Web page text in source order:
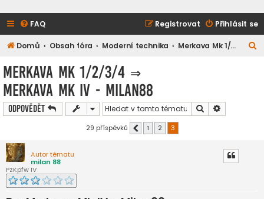
FAQ Přihlásit se
Registrovat
Domů Obsah fóra Moderní technika Merkava Mk 1/2/3/4
Merkava Mk 1/2/3/4 ⇒
Merkava Mk IV - Milan88
Odpovědět Hledat
29 příspěvků Předchozí
1 2 3
Autor tématu
milan 88
PzKpfw IV